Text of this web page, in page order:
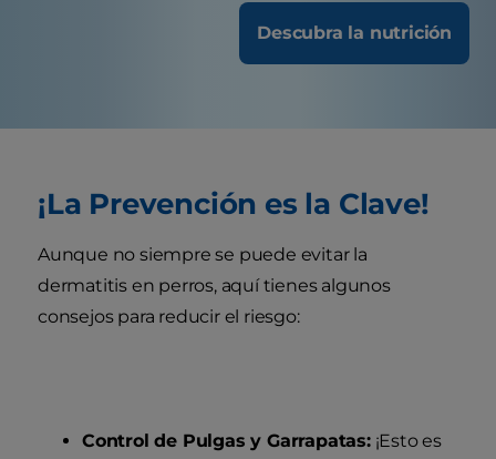
Descubra la nutrición
¡La Prevención es la Clave!
Aunque no siempre se puede evitar la
dermatitis en perros, aquí tienes algunos
consejos para reducir el riesgo:
Control de Pulgas y Garrapatas:¡Esto es